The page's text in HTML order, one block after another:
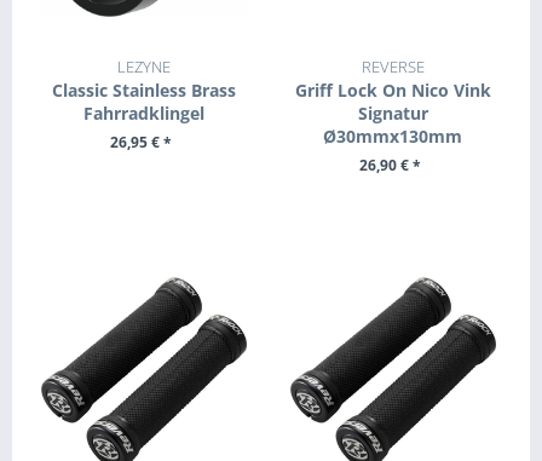
LEZYNE
Classic Stainless Brass
Fahrradklingel
26,95 € *
REVERSE
Griff Lock On Nico Vink
Signatur
Ø30mmx130mm
26,90 € *